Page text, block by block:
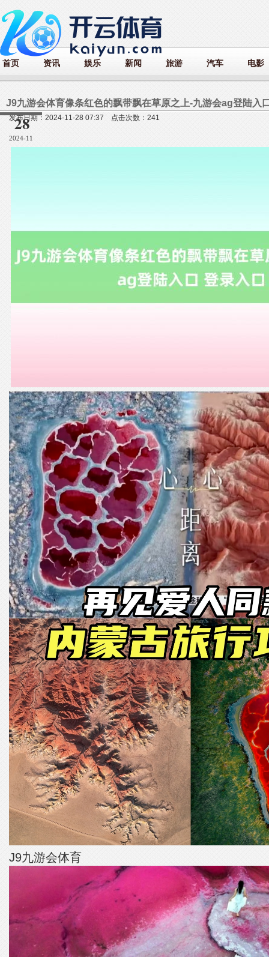
首页 资讯 娱乐 新闻 旅游 汽车 电影
28
2024-11
J9九游会体育像条红色的飘带飘在草原之上-九游会ag登陆入
发布日期：2024-11-28 07:37 点击次数：241
J9九游会体育